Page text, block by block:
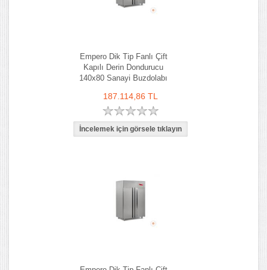
Empero Dik Tip Fanlı Çift
Kapılı Derin Dondurucu
140x80 Sanayi Buzdolabı
187.114,86 TL